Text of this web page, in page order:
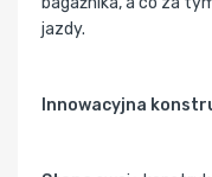
jazdy.
Innowacyjna